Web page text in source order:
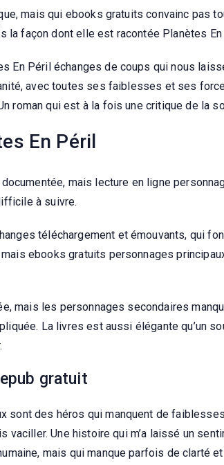
mais qui ebooks gratuits convainc
la façon dont elle est racontée Planètes
En Péril échanges de coups qui nous
avec toutes ses faiblesses et ses
roman qui est à la fois une critique de la
En Péril
mais lecture en ligne
à suivre.
téléchargement et émouvants, qui
ebooks gratuits personnages
mais les personnages secondaires
La livres est aussi élégante qu’un
gratuit
sont des héros qui manquent de
vaciller. Une histoire qui m’a laissé un
mais qui manque parfois de clarté